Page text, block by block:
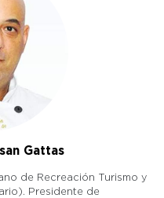
Gattas
de Recreación Turismo y
Presidente de